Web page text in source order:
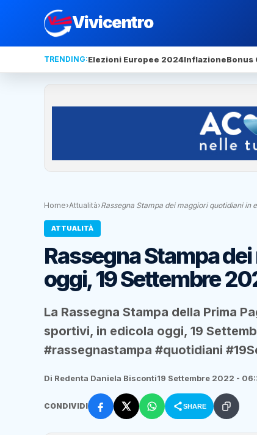
Vivicentro
TRENDING:Elezioni Europee 2024InflazioneBonus
Home›Attualità›Rassegna Stampa dei maggiori quotidiani in
ATTUALITÀ
Rassegna Stampa
oggi, 19 Settembre
La Rassegna Stampa della Prima
sportivi, in edicola oggi, 19
#rassegnastampa #quotidiani
Di Redenta Daniela Bisconti19 Settembre 2022 -
CONDIVIDI SHARE